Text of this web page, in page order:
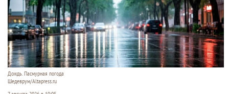
Дождь. Пасмурная погода
Шедеврум/Altapress.ru